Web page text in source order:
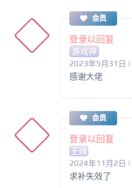
会员
登录以回复
游戏神
2023年5月31日 |
感谢大佬
会员
登录以回复
王姨
2024年11月2日 |
求补失效了